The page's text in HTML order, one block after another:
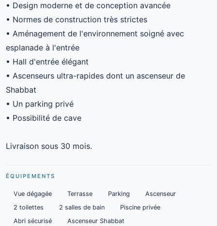
• Design moderne et de conception avancée
• Normes de construction très strictes
• Aménagement de l'environnement soigné avec
esplanade à l'entrée
• Hall d'entrée élégant
• Ascenseurs ultra-rapides dont un ascenseur de
Shabbat
• Un parking privé
• Possibilité de cave
Livraison sous 30 mois.
ÉQUIPEMENTS
Vue dégagée Terrasse Parking
Ascenseur
2 toilettes
2 salles de bain
Piscine privée
Abri sécurisé
Ascenseur Shabbat